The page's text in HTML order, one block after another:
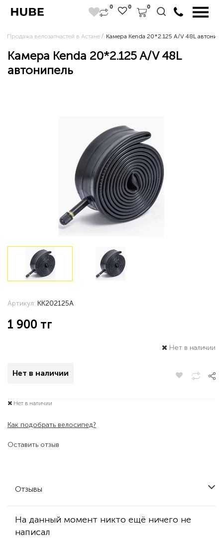
0 0 0
Продажа велозапчастей в Астане Камера Kenda 20*2.125 A/V 48L
Камера Kenda 20*2.125 A/V 48L
автонипель
Оставить отзыв
Артикул: KK202125A
1 900 тг
Нет в наличии
Нет в наличии
Нет в наличии
Как подобрать велосипед?
Отзывы
На данный момент никто ещё ничего не
написал